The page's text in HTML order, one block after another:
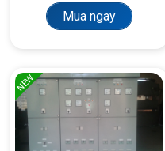
Mua ngay
NEW